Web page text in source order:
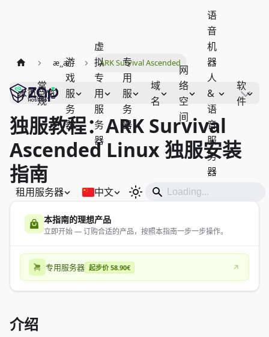
常
规
游
戏
服
务
器
虚
拟
专
用
服
务
器
专
用
服
务
器
域
名
网
络
空
间
语
音
机
器
人
&
语
音
服
务
器
软
件
租用服务器 中文
æ¸¸æˆ ARK Survival Ascended
本页总览
独服教程：ARK Survival
Ascended Linux 独服安装
指南
本指南的理想产品
立即开始 — 订购合适的产品，按照本指南一步一步操作。
专用服务器 起步价 58.90€
介绍